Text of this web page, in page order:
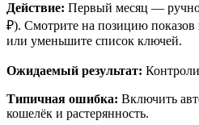
Действие: Первый месяц —
₽). Смотрите на позицию показов
или уменьшите список ключей.
Ожидаемый результат:
Типичная ошибка: Включить
кошелёк и растерянность.